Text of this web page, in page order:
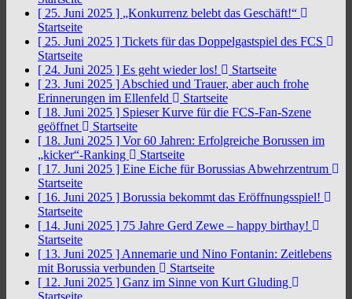
[ 25. Juni 2025 ] „Konkurrenz belebt das Geschäft!“
Startseite
[ 25. Juni 2025 ] Tickets für das Doppelgastspiel des FCS
Startseite
[ 24. Juni 2025 ] Es geht wieder los!
Startseite
[ 23. Juni 2025 ] Abschied und Trauer, aber auch frohe
Erinnerungen im Ellenfeld
Startseite
[ 18. Juni 2025 ] Spieser Kurve für die FCS-Fan-Szene
geöffnet
Startseite
[ 18. Juni 2025 ] Vor 60 Jahren: Erfolgreiche Borussen im
„kicker“-Ranking
Startseite
[ 17. Juni 2025 ] Eine Eiche für Borussias Abwehrzentrum
Startseite
[ 16. Juni 2025 ] Borussia bekommt das Eröffnungsspiel!
Startseite
[ 14. Juni 2025 ] 75 Jahre Gerd Zewe – happy birthay!
Startseite
[ 13. Juni 2025 ] Annemarie und Nino Fontanin: Zeitlebens
mit Borussia verbunden
Startseite
[ 12. Juni 2025 ] Ganz im Sinne von Kurt Gluding
Startseite